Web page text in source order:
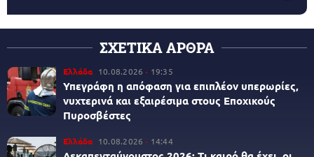
ΣΧΕΤΙΚΑ ΑΡΘΡΑ
Ελλάδα 10.08.2026 19:35
Υπεγράφη η απόφαση για επιπλέον υπερωρίες,
νυχτερινά και εξαιρέσιμα στους Εποχικούς
Πυροσβέστες
Ελλάδα 10.08.2026 14:44